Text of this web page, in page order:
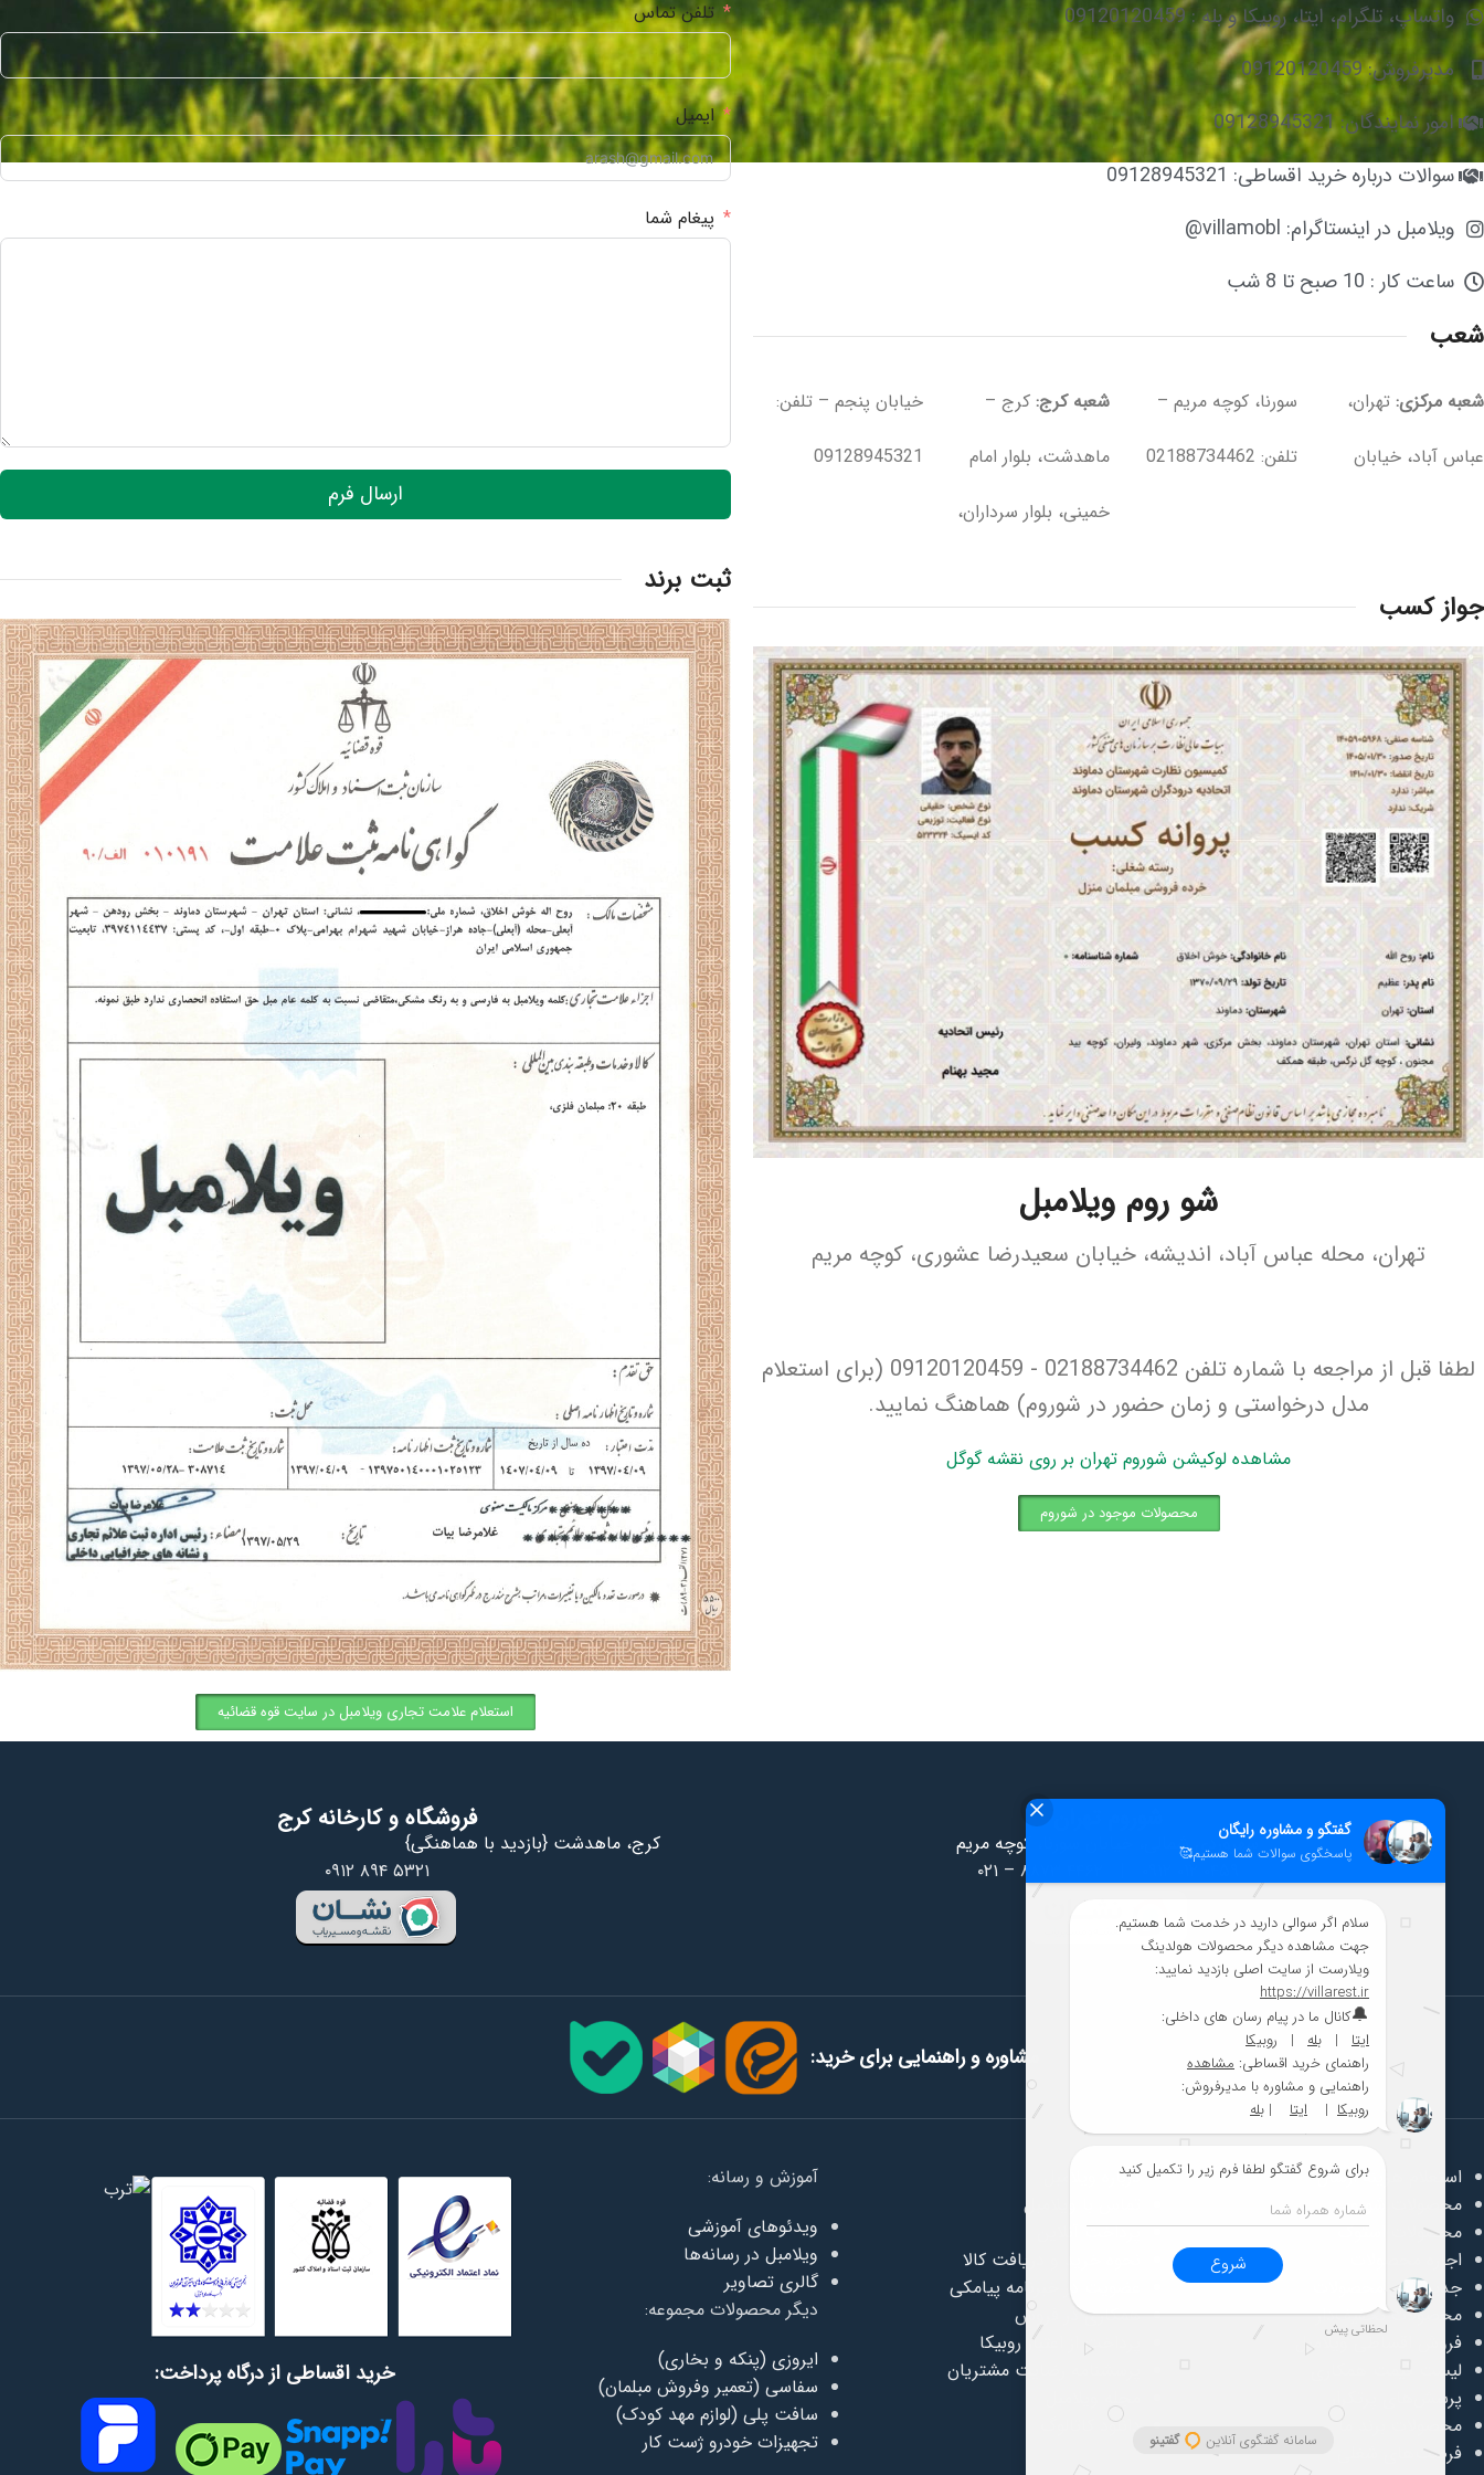
واتساپ، تلگرام، ایتا، روبیکا و بله : 09120120459
مدیرفروش: 09120120459
امور نمایندگان: 09128945321
سوالات درباره خرید اقساطی: 09128945321
ویلامبل در اینستاگرام: villamobl@
ساعت کار : 10 صبح تا 8 شب
شعب
شعبه مرکزی: تهران،
عباس آباد، خیابان
سورنا، کوچه مریم –
تلفن: 02188734462
شعبه کرج: کرج –
ماهدشت، بلوار امام
خمینی، بلوار سرداران،
خیابان پنجم – تلفن:
09128945321
تلفن تماس
ایمیل
پیغام شما
ارسال فرم
جواز کسب
شو روم ویلامبل
تهران، محله عباس آباد، اندیشه، خیابان سعیدرضا عشوری، کوچه مریم
لطفا قبل از مراجعه با شماره تلفن 02188734462 - 09120120459 (برای استعلام
مدل درخواستی و زمان حضور در شوروم) هماهنگ نمایید.
مشاهده لوکیشن شوروم تهران بر روی نقشه گوگل
محصولات موجود در شوروم
ثبت برند
استعلام علامت تجاری ویلامبل در سایت قوه قضائیه
شوروم تهران
سهروردی شمالی، خیابان سورنا، کوچه مریم
۰۲۱ – ۸۸۷۳ ۴۴۶۲
۰۹۱۲ ۰۱۲ ۰۴۵۹
فروشگاه و کارخانه کرج
کرج، ماهدشت {بازدید با هماهنگی}
۰۹۱۲ ۸۹۴ ۵۳۲۱
مشاوره و راهنمایی برای خرید:
استعلام هزینه ارسال
محصولات شوروم
محصولات استوک
اجاره محصولات
جدیدترین محصولات
محصولات تخفیف‌دار
فروش اقساطی ویلامبل
لیست قیمت همکاری
پرسش‌های پرتکرار
محصولات برند ما
فرصت‌های شغلی
درباره ویلامبل
تماس با ویلامبل
پرداخت آنلاین
نحوه خرید و دریافت کالا
عضویت در خبرنامه پیامکی
همکاری در فروش
پرداخت از اعتبار روبیکا
پرسشنامه رضایت مشتریان
مجله ویلامبل
دانلود کاتالوگ
آموزش و رسانه:
ویدئوهای آموزشی
ویلامبل در رسانه‌ها
گالری تصاویر
دیگر محصولات مجموعه:
ایروزی (پنکه و بخاری)
سفاسی (تعمیر وفروش مبلمان)
سافت پلی (لوازم مهد کودک)
تجهیزات خودرو ژست کار
خرید اقساطی از درگاه پرداخت: